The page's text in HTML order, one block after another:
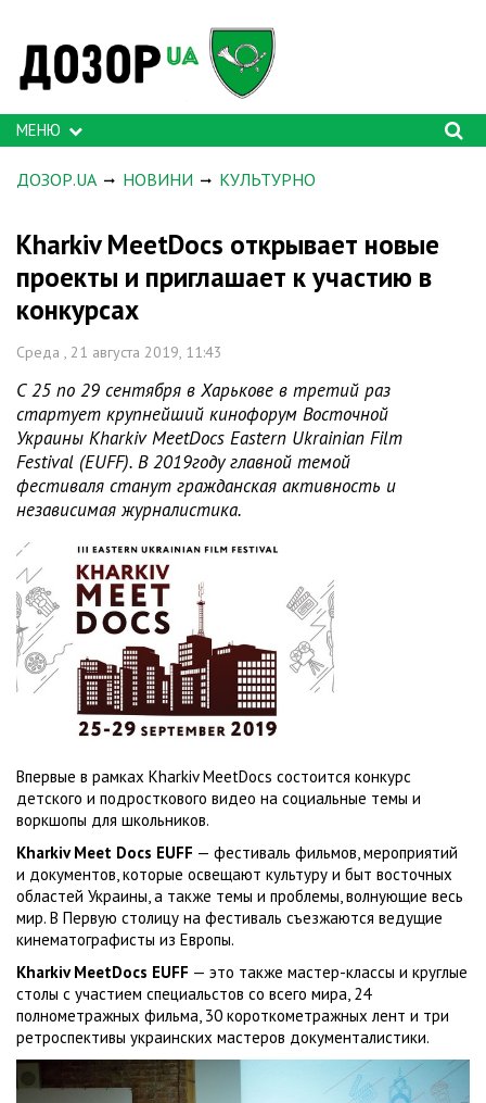
МЕНЮ
ДОЗОР.UA НОВИНИ КУЛЬТУРНО
Kharkiv MeetDocs открывает новые
проекты и приглашает к участию в
конкурсах
Среда , 21 августа 2019, 11:43
С 25 по 29 сентября в Харькове в третий раз
стартует крупнейший кинофорум Восточной
Украины Kharkiv MeetDocs Eastern Ukrainian Film
Festival (EUFF). В 2019году главной темой
фестиваля станут гражданская активность и
независимая журналистика.
Впервые в рамках Kharkiv MeetDocs состоится конкурс
детского и подросткового видео на социальные темы и
воркшопы для школьников.
Kharkiv Meet Docs EUFF — фестиваль фильмов, мероприятий
и документов, которые освещают культуру и быт восточных
областей Украины, а также темы и проблемы, волнующие весь
мир. В Первую столицу на фестиваль съезжаются ведущие
кинематографисты из Европы.
Kharkiv MeetDocs EUFF — это также мастер-классы и круглые
столы с участием специальстов со всего мира, 24
полнометражных фильма, 30 короткометражных лент и три
ретроспективы украинских мастеров документалистики.